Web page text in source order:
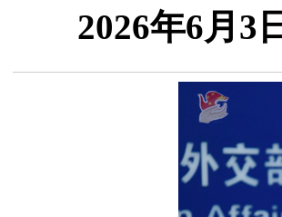
2026年6月3